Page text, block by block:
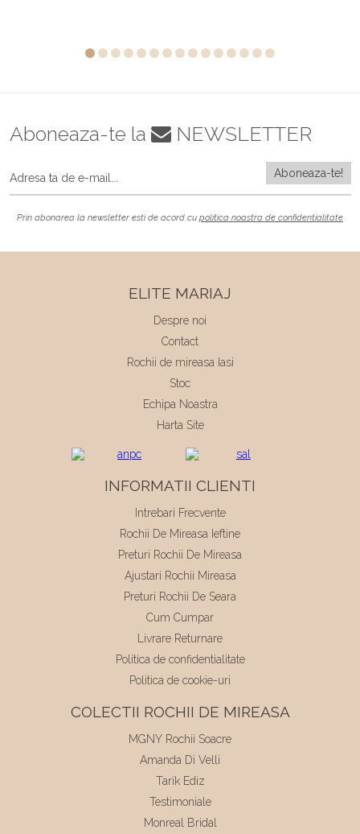
Aboneaza-te la NEWSLETTER
Prin abonarea la newsletter esti de acord cu politica noastra de confidentialitate
ELITE MARIAJ
Despre noi
Contact
Rochii de mireasa Iasi
Stoc
Echipa Noastra
Harta Site
INFORMATII CLIENTI
Intrebari Frecvente
Rochii De Mireasa Ieftine
Preturi Rochii De Mireasa
Ajustari Rochii Mireasa
Preturi Rochii De Seara
Cum Cumpar
Livrare Returnare
Politica de confidentialitate
Politica de cookie-uri
COLECTII ROCHII DE MIREASA
MGNY Rochii Soacre
Amanda Di Velli
Tarik Ediz
Testimoniale
Monreal Bridal